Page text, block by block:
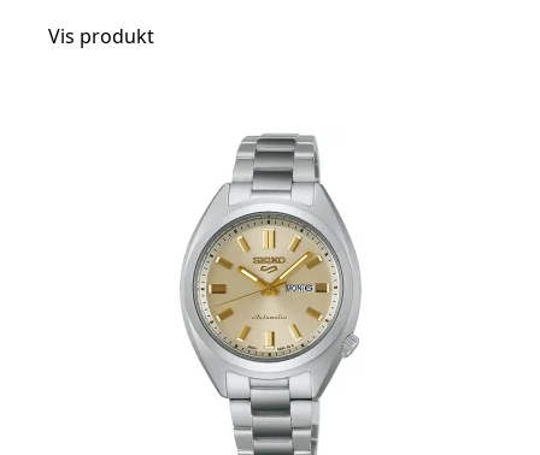
Vis produkt